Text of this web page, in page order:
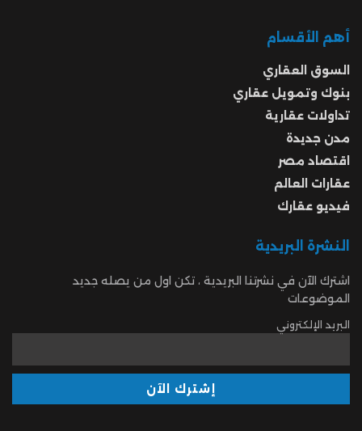
أهم الأقسام
السوق العقاري
بنوك وتمويل عقاري
تداولات عقارية
مدن جديدة
اقتصاد مصر
عقارات العالم
فيديو عقارك
النشرة البريدية
اشترك الآن في نشرتنا البريدية ، تكن اول من يصله جديد
الموضوعات
البريد الإلكتروني